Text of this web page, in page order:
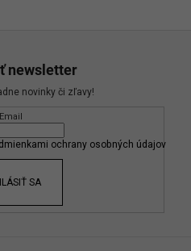
newsletter
novinky či zľavy!
Email
ochrany osobných údajov
SA